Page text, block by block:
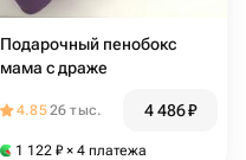
Подарочный пенобокс
мама с драже
4.8526 тыс. 4 486₽
1 122 ₽ × 4 платежа